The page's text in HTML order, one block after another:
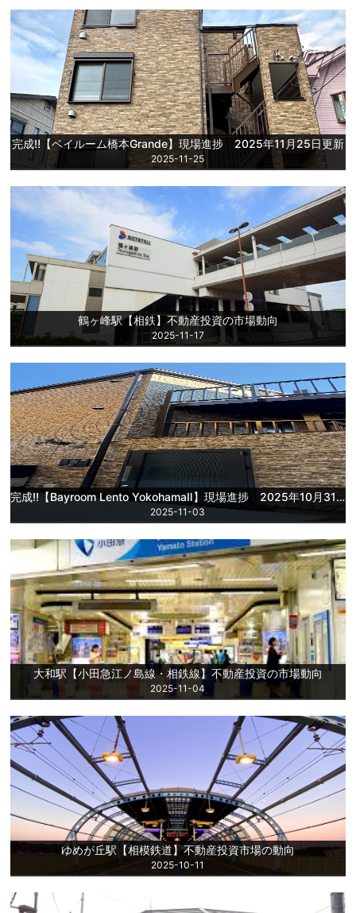
完成‼【ベイルーム橋本Grande】現場進捗 2025年11月25日更新
2025-11-25
鶴ヶ峰駅【相鉄】不動産投資の市場動向
2025-11-17
完成!!【Bayroom Lento YokohamaⅡ】現場進捗 2025年10月31日更新
2025-11-03
大和駅【小田急江ノ島線・相鉄線】不動産投資の市場動向
2025-11-04
ゆめが丘駅【​​​​​​​相模鉄道】不動産投資市場の動向
2025-10-11